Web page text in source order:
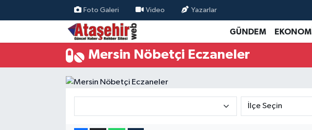
Foto Galeri Video Yazarlar
GÜNDEM EKONOMİ
Mersin Nöbetçi Eczaneler
Hava Durumu
Trafik Durumu
Süper Lig Puan Durumu ve Fikstür